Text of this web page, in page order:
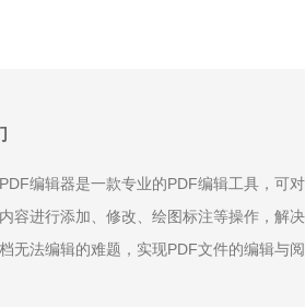
编辑器是一款专业的PDF编辑工具，可对
容进行添加、修改、绘图标注等操作，解决
无法编辑的难题，实现PDF文件的编辑与阅